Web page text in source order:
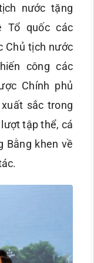
nước tặng
Tổ quốc các
Chủ tịch nước
công các
Chính phủ
sắc trong
tập thể, cá
Bằng khen về